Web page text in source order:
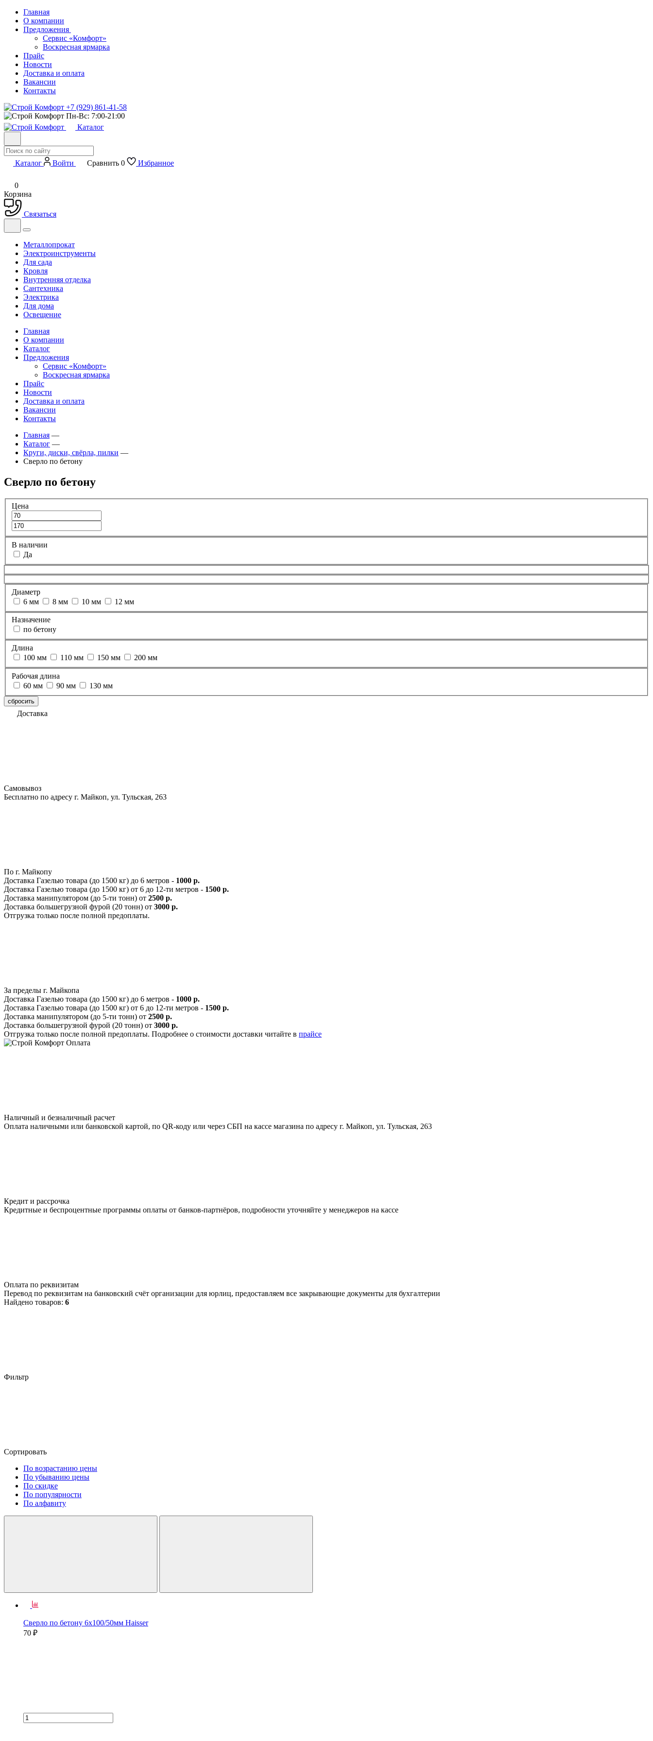
Главная
О компании
Предложения
Сервис «Комфорт»
Воскресная ярмарка
Прайс
Новости
Доставка и оплата
Вакансии
Контакты
+7 (929) 861-41-58
Пн-Вс: 7:00-21:00
Каталог
Каталог Войти Сравнить 0 Избранное
0
Корзина
Связаться
Металлопрокат
Электроинструменты
Для сада
Кровля
Внутренняя отделка
Сантехника
Электрика
Для дома
Освещение
Главная
О компании
Каталог
Предложения
Сервис «Комфорт»
Воскресная ярмарка
Прайс
Новости
Доставка и оплата
Вакансии
Контакты
Главная —
Каталог —
Круги, диски, свёрла, пилки —
Сверло по бетону
Сверло по бетону
Цена
В наличии
Да
Диаметр
6 мм
8 мм 10 мм 12 мм
Назначение
по бетону
Длина
100 мм
110 мм 150 мм 200 мм
Рабочая длина
60 мм
90 мм 130 мм
сбросить
Доставка
Самовывоз
Бесплатно по адресу г. Майкоп, ул. Тульская, 263
По г. Майкопу
Доставка Газелью товара (до 1500 кг) до 6 метров - 1000 р.
Доставка Газелью товара (до 1500 кг) от 6 до 12-ти метров - 1500 р.
Доставка манипулятором (до 5-ти тонн) от 2500 р.
Доставка большегрузной фурой (20 тонн) от 3000 р.
Отгрузка только после полной предоплаты.
За пределы г. Майкопа
Доставка Газелью товара (до 1500 кг) до 6 метров - 1000 р.
Доставка Газелью товара (до 1500 кг) от 6 до 12-ти метров - 1500 р.
Доставка манипулятором (до 5-ти тонн) от 2500 р.
Доставка большегрузной фурой (20 тонн) от 3000 р.
Отгрузка только после полной предоплаты. Подробнее о стоимости доставки читайте в прайсе
Оплата
Наличный и безналичный расчет
Оплата наличными или банковской картой, по QR-коду или через СБП на кассе магазина по адресу г. Майкоп, ул. Тульская, 263
Кредит и рассрочка
Кредитные и беспроцентные программы оплаты от банков-партнёров, подробности уточняйте у менеджеров на кассе
Оплата по реквизитам
Перевод по реквизитам на банковский счёт организации для юрлиц, предоставляем все закрывающие документы для бухгалтерии
Найдено товаров: 6
Фильтр
Сортировать
По возрастанию цены
По убыванию цены
По скидке
По популярности
По алфавиту
Сверло по бетону 6х100/50мм Haisser
70 ₽